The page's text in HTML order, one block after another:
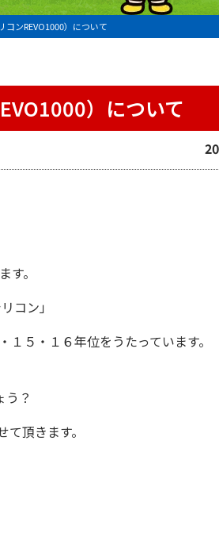
コンREVO1000）について
）について
す。
コン 」
１５・１６年位をうたっています。
う？
頂きます。